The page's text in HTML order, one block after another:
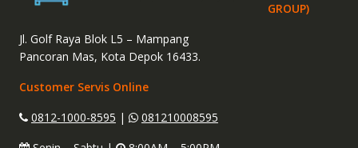
GROUP)
Jl. Golf Raya Blok L5 – Mampang
Pancoran Mas, Kota Depok 16433.
Customer Servis Online
0812-1000-8595 |
081210008595